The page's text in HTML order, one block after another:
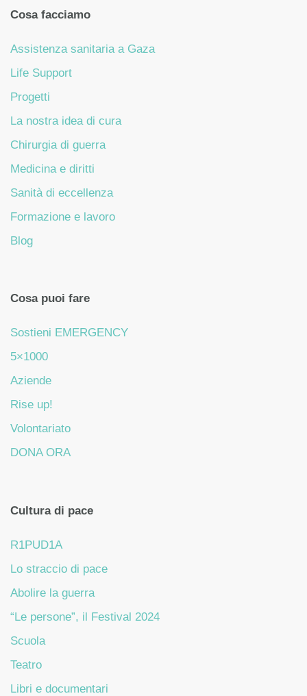
Cosa facciamo
Assistenza sanitaria a Gaza
Life Support
Progetti
La nostra idea di cura
Chirurgia di guerra
Medicina e diritti
Sanità di eccellenza
Formazione e lavoro
Blog
Cosa puoi fare
Sostieni EMERGENCY
5×1000
Aziende
Rise up!
Volontariato
DONA ORA
Cultura di pace
R1PUD1A
Lo straccio di pace
Abolire la guerra
“Le persone”, il Festival 2024
Scuola
Teatro
Libri e documentari